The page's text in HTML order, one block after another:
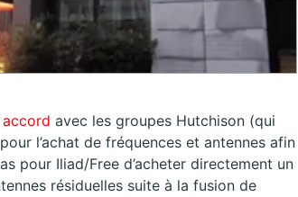
accord avec les groupes Hutchison (qui
l’achat de fréquences et antennes afin
pour Iliad/Free d’acheter directement un
résiduelles suite à la fusion de